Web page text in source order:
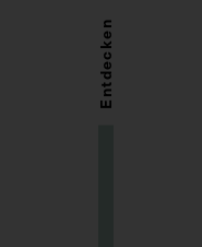
Entdecken